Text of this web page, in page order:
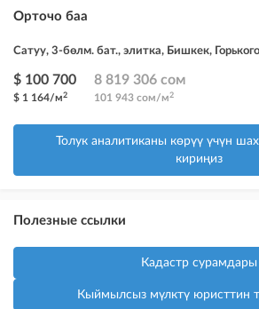
Орточо баа
Сатуу, 3-бөлм. бат., элитка, Бишкек,
$ 100 700
$ 1 164/м2
8 819 306 сом
101 943 сом/м2
Толук аналитиканы көрүү үчүн
кириңиз
Полезные ссылки
Кадастр сурамдары
Кыймылсыз мүлктү юристтин